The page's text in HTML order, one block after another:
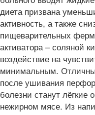
диета призвана
активность, а также
пищеварительных
активатора – соляной
воздействие на
минимальным.
после ушивания
болезни станут
нежирном мясе. Из